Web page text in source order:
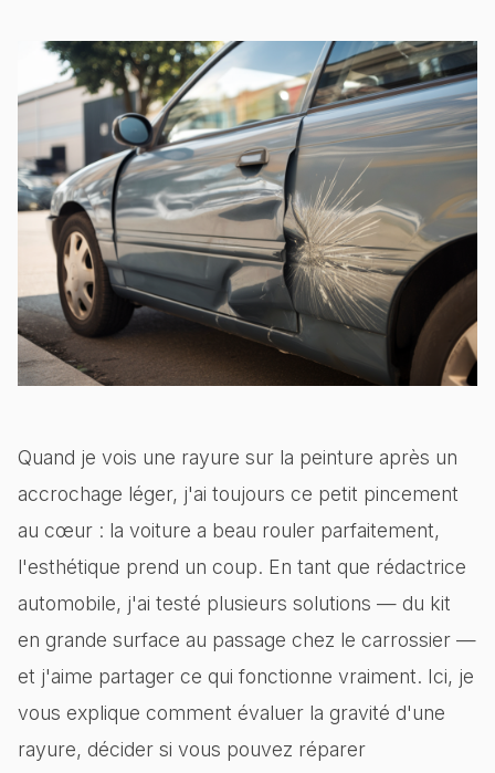
Quand je vois une rayure sur la peinture après un
accrochage léger, j'ai toujours ce petit pincement
au cœur : la voiture a beau rouler parfaitement,
l'esthétique prend un coup. En tant que rédactrice
automobile, j'ai testé plusieurs solutions — du kit
en grande surface au passage chez le carrossier —
et j'aime partager ce qui fonctionne vraiment. Ici, je
vous explique comment évaluer la gravité d'une
rayure, décider si vous pouvez réparer